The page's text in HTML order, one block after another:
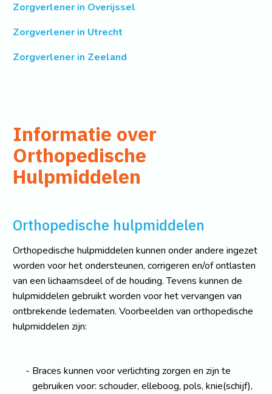
Zorgverlener in Overijssel
Zorgverlener in Utrecht
Zorgverlener in Zeeland
Informatie over
Orthopedische
Hulpmiddelen
Orthopedische hulpmiddelen
Orthopedische hulpmiddelen kunnen onder andere ingezet
worden voor het ondersteunen, corrigeren en/of ontlasten
van een lichaamsdeel of de houding. Tevens kunnen de
hulpmiddelen gebruikt worden voor het vervangen van
ontbrekende ledematen. Voorbeelden van orthopedische
hulpmiddelen zijn:
Braces kunnen voor verlichting zorgen en zijn te
gebruiken voor: schouder, elleboog, pols, knie(schijf),